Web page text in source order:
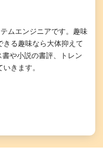
ムエンジニアです。趣味
る趣味なら大体抑えて
や小説の書評、トレン
きます。